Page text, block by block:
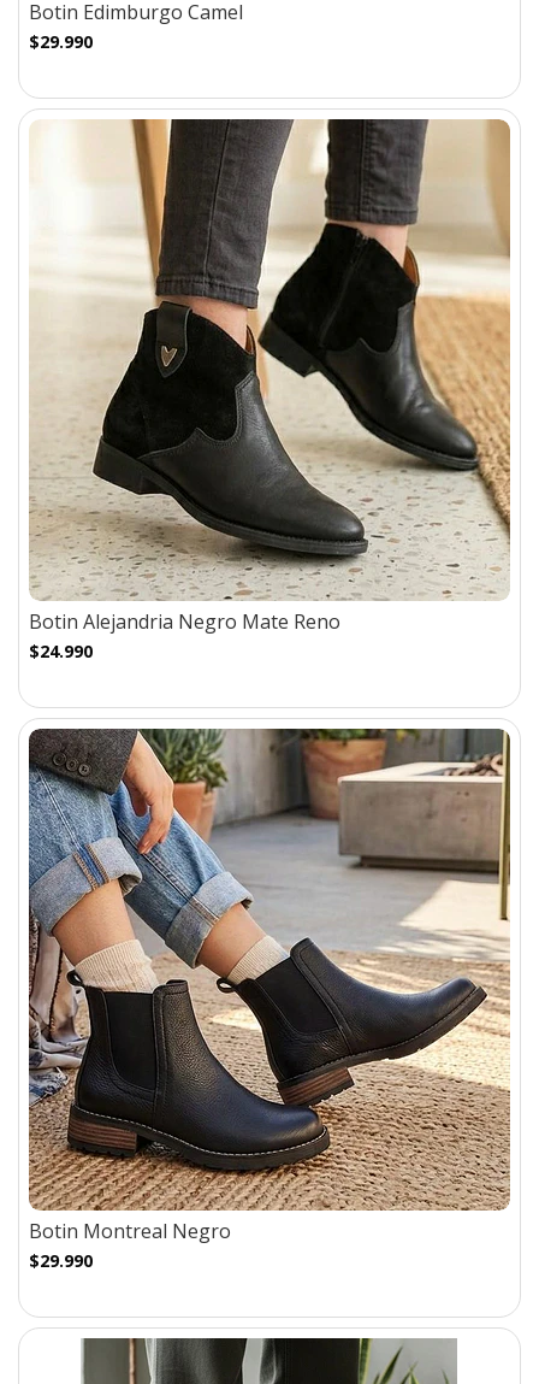
Botin Edimburgo Camel
$29.990
Botin Alejandria Negro Mate Reno
$24.990
Botin Montreal Negro
$29.990